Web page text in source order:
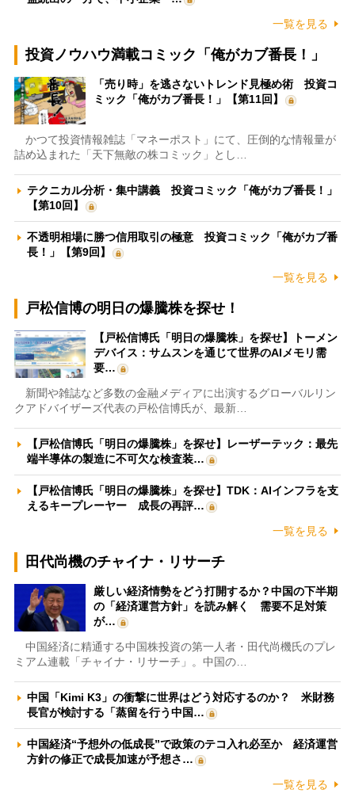
一覧を見る
投資ノウハウ満載コミック「俺がカブ番長！」
「売り時」を逃さないトレンド見極め術 投資コ
ミック「俺がカブ番長！」【第11回】
かつて投資情報雑誌「マネーポスト」にて、圧倒的な情報量が
詰め込まれた「天下無敵の株コミック」とし…
テクニカル分析・集中講義 投資コミック「俺がカブ番長！」
【第10回】
不透明相場に勝つ信用取引の極意 投資コミック「俺がカブ番
長！」【第9回】
一覧を見る
戸松信博の明日の爆騰株を探せ！
【戸松信博氏「明日の爆騰株」を探せ】トーメン
デバイス：サムスンを通じて世界のAIメモリ需
要…
新聞や雑誌など多数の金融メディアに出演するグローバルリン
クアドバイザーズ代表の戸松信博氏が、最新…
【戸松信博氏「明日の爆騰株」を探せ】レーザーテック：最先
端半導体の製造に不可欠な検査装…
【戸松信博氏「明日の爆騰株」を探せ】TDK：AIインフラを支
えるキープレーヤー 成長の再評…
一覧を見る
田代尚機のチャイナ・リサーチ
厳しい経済情勢をどう打開するか？中国の下半期
の「経済運営方針」を読み解く 需要不足対策
が…
中国経済に精通する中国株投資の第一人者・田代尚機氏のプレ
ミアム連載「チャイナ・リサーチ」。中国の…
中国「Kimi K3」の衝撃に世界はどう対応するのか？ 米財務
長官が検討する「蒸留を行う中国…
中国経済“予想外の低成長”で政策のテコ入れ必至か 経済運営
方針の修正で成長加速が予想さ…
一覧を見る